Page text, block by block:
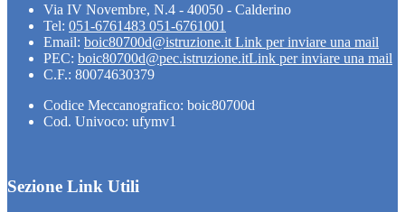
Via IV Novembre, N.4 - 40050 - Calderino
Tel: 051-6761483 051-6761001
Email: boic80700d@istruzione.it Link per inviare una mail
PEC: boic80700d@pec.istruzione.itLink per inviare una mail
C.F.: 80074630379
Codice Meccanografico: boic80700d
Cod. Univoco: ufymv1
Sezione Link Utili